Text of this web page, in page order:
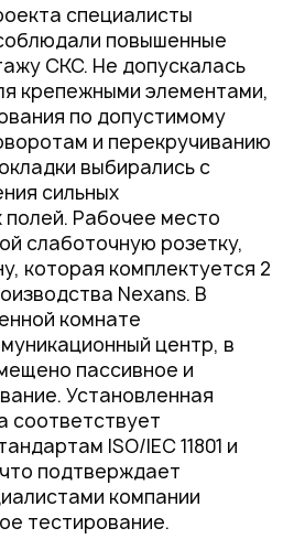
специалисты
повышенные
СКС. Не допускалась
крепежными элементами,
по допустимому
и перекручиванию
выбирались с
сильных
полей. Рабочее место
слаботочную розетку,
которая комплектуется 2
Nexans. В
комнате
центр, в
пассивное и
Установленная
соответствует
ISO/IEC 11801 и
что подтверждает
компании
тестирование.